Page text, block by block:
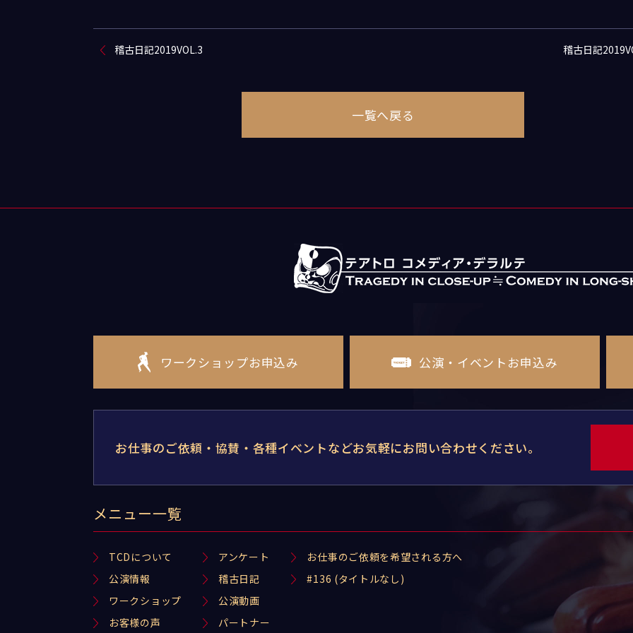
稽古日記2019VOL.3 稽古日記
一覧へ戻る
ワークショップお申込み 公演・イベントお申込み
お仕事のご依頼・協賛・各種イベントなどお気軽にお問い合わせください。
メニュー一覧
TCDについて
公演情報
ワークショップ
お客様の声
アンケート
稽古日記
公演動画
パートナー
お仕事のご依頼を希望される方へ
#136 (タイトルなし)